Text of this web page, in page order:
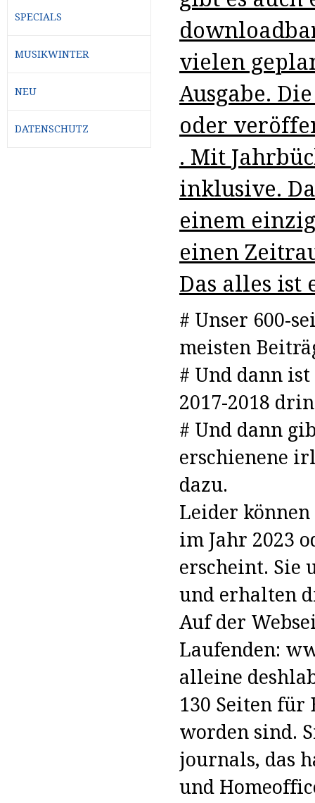
vielen
Ausgabe.
oder
. Mit
inklusive.
einem
einen
Das alles ist
# Unser 600-
meisten
# Und dann
2017-2018
# Und dann
erschienene
dazu.
Leider
im Jahr 2023
erscheint. Sie
und erhalten
Auf der
Laufenden:
alleine
130 Seiten für
worden sind.
journals, das
und
SPECIALS
MUSIKWINTER
NEU
DATENSCHUTZ